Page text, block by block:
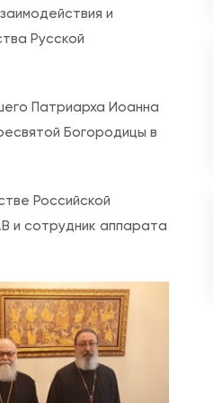
и
Русской
Патриарха Иоанна
Богородицы в
Российской
и сотрудник аппарата